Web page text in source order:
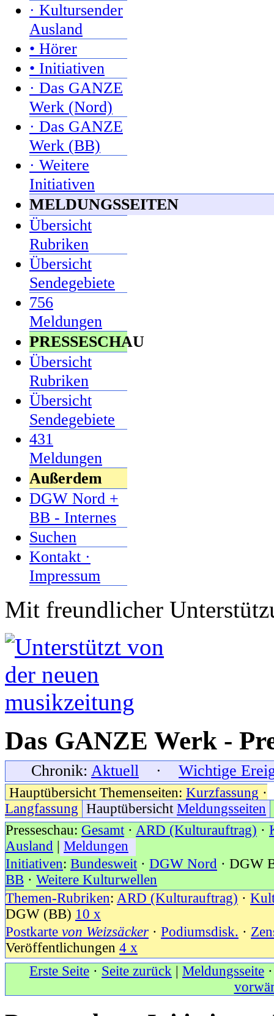
· Kultursender
Ausland
• Hörer
• Initiativen
· Das GANZE
Werk (Nord)
· Das GANZE
Werk (BB)
· Weitere
Initiativen
MELDUNGSSEITEN
Übersicht
Rubriken
Übersicht
Sendegebiete
756
Meldungen
PRESSESCHAU
Übersicht
Rubriken
Übersicht
Sendegebiete
431
Meldungen
Außerdem
DGW Nord +
BB - Internes
Suchen
Kontakt ·
Impressum
Mit freundlicher
Das GANZE Werk -
Chronik: Aktuell · Wichtige
Hauptübersicht Themenseiten: Kurzfassung ·
Langfassung Hauptübersicht Meldungsseiten
Presseschau: Gesamt · ARD (Kulturauftrag) ·
Ausland | Meldungen
Initiativen: Bundesweit · DGW Nord · DGW
BB · Weitere Kulturwellen
Themen-Rubriken: ARD (Kulturauftrag) ·
DGW (BB) 10 x
Postkarte von Weizsäcker · Podiumsdisk. ·
Veröffentlichungen 4 x
Erste Seite · Seite zurück | Meldungsseite